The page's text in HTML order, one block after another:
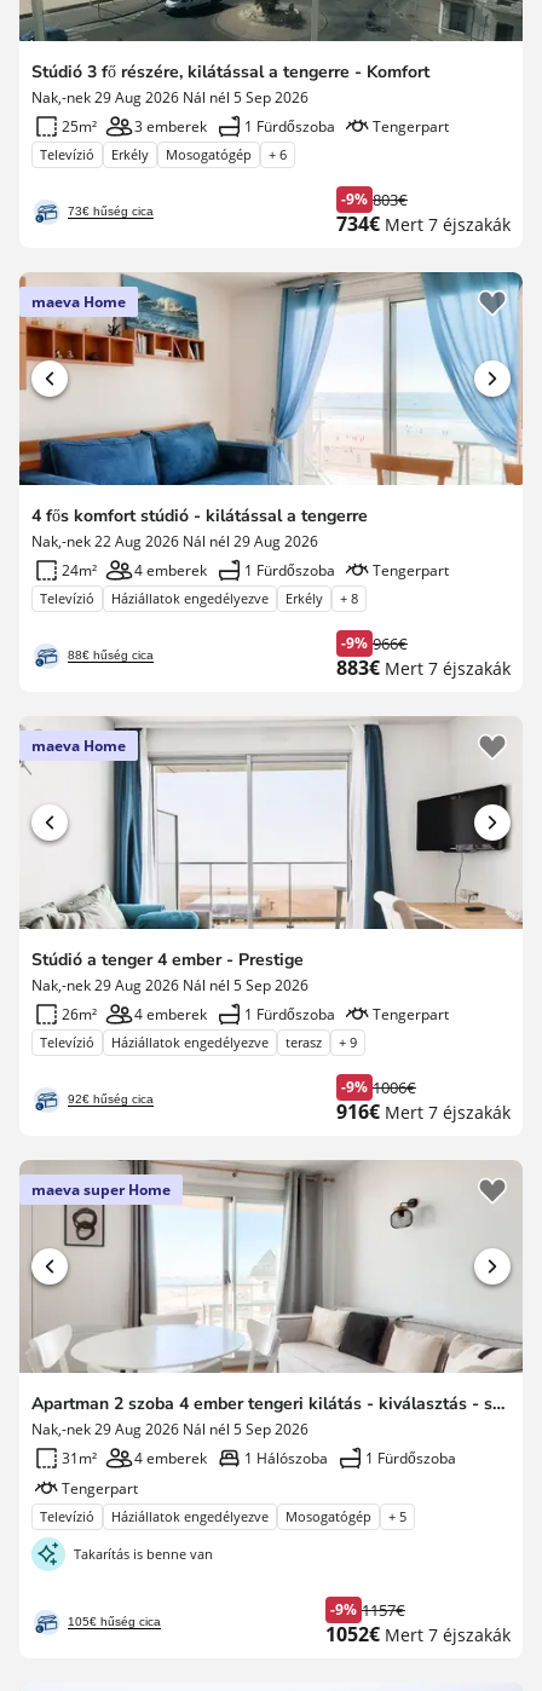
Stúdió 3 fő részére, kilátással a tengerre - Komfort
Nak,-nek 29 Aug 2026 Nál nél 5 Sep 2026
25m²
3 emberek 1 Fürdőszoba Tengerpart
Televízió Erkély Mosogatógép + 6
73€ hűség cica
-9%
Korábbi
díj
803€
Új
734€ Mert 7 éjszakák
maeva Home
4 fős komfort stúdió - kilátással a tengerre
Nak,-nek 22 Aug 2026 Nál nél 29 Aug 2026
24m²
4 emberek 1 Fürdőszoba Tengerpart
Televízió Háziállatok engedélyezve Erkély + 8
88€ hűség cica
-9%
Korábbi
díj
966€
Új
883€ Mert 7 éjszakák
maeva Home
Stúdió a tenger 4 ember - Prestige
Nak,-nek 29 Aug 2026 Nál nél 5 Sep 2026
26m²
4 emberek 1 Fürdőszoba Tengerpart
Televízió Háziállatok engedélyezve terasz + 9
92€ hűség cica
-9%
Korábbi
díj
1006€
Új
916€ Mert 7 éjszakák
maeva super Home
Apartman 2 szoba 4 ember tengeri kilátás - kiválasztás - szuper otthon
Nak,-nek 29 Aug 2026 Nál nél 5 Sep 2026
31m²
4 emberek 1 Hálószoba
1 Fürdőszoba
Tengerpart
Televízió Háziállatok engedélyezve Mosogatógép + 5
Takarítás is benne van
105€ hűség cica
-9%
Korábbi
díj
1157€
Új
1052€ Mert 7 éjszakák